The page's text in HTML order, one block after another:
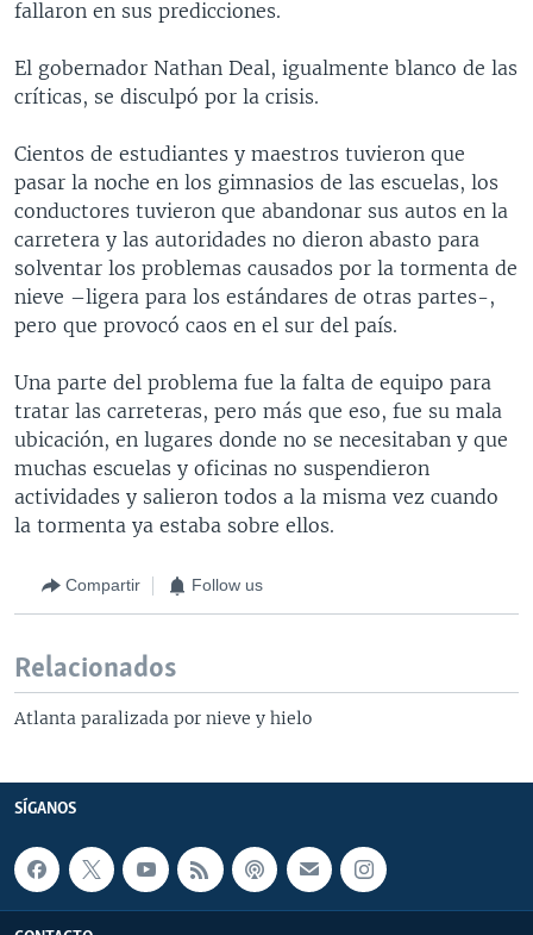
fallaron en sus predicciones.
El gobernador Nathan Deal, igualmente blanco de las
críticas, se disculpó por la crisis.
Cientos de estudiantes y maestros tuvieron que
pasar la noche en los gimnasios de las escuelas, los
conductores tuvieron que abandonar sus autos en la
carretera y las autoridades no dieron abasto para
solventar los problemas causados por la tormenta de
nieve –ligera para los estándares de otras partes-,
pero que provocó caos en el sur del país.
Una parte del problema fue la falta de equipo para
tratar las carreteras, pero más que eso, fue su mala
ubicación, en lugares donde no se necesitaban y que
muchas escuelas y oficinas no suspendieron
actividades y salieron todos a la misma vez cuando
la tormenta ya estaba sobre ellos.
Compartir Follow us
Relacionados
Atlanta paralizada por nieve y hielo
SÍGANOS